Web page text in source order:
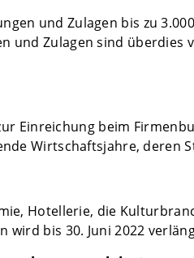
und Zulagen bis zu
und Zulagen sind überdies
Einreichung beim
Wirtschaftsjahre, deren
Hotellerie, die
wird bis 30. Juni 2022